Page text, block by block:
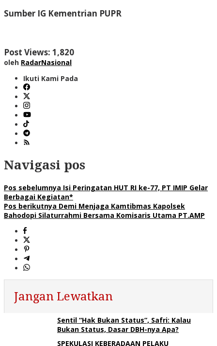
Sumber IG Kementrian PUPR
Post Views: 1,820
oleh RadarNasional
Ikuti Kami Pada
Navigasi pos
Pos sebelumnya Isi Peringatan HUT RI ke-77, PT IMIP Gelar
Berbagai Kegiatan*
Pos berikutnya Demi Menjaga Kamtibmas Kapolsek
Bahodopi Silaturrahmi Bersama Komisaris Utama PT.AMP
Jangan Lewatkan
Sentil “Hak Bukan Status”, Safri: Kalau
Bukan Status, Dasar DBH-nya Apa?
SPEKULASI KEBERADAAN PELAKU